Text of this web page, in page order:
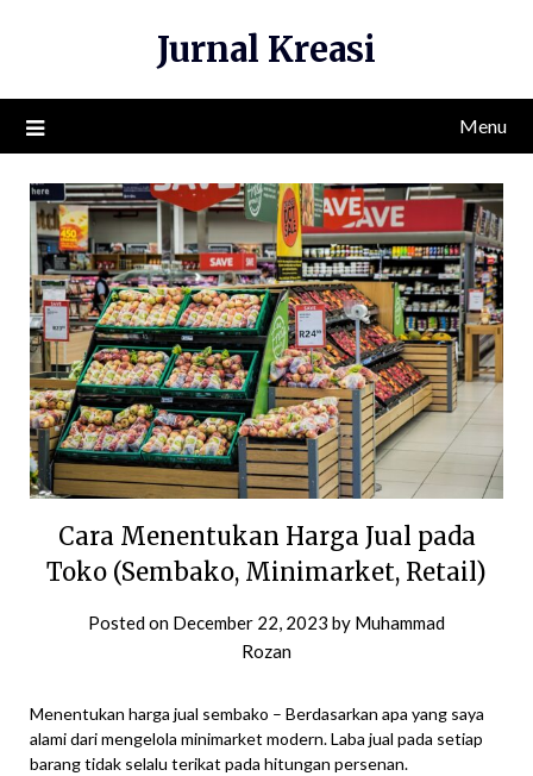
Jurnal Kreasi
Menu
Cara Menentukan Harga Jual pada
Toko (Sembako, Minimarket, Retail)
Posted on December 22, 2023 by Muhammad
Rozan
Menentukan harga jual sembako – Berdasarkan apa yang saya
alami dari mengelola minimarket modern. Laba jual pada setiap
barang tidak selalu terikat pada hitungan persenan.